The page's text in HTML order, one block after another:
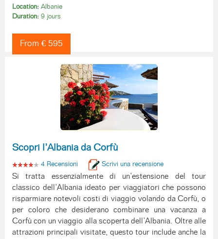
Location: Albanie
Duration: 9 jours
From € 595
Scopri l’Albania da Corfù
4 Recensioni Scrivi una recensione
Si tratta essenzialmente di un’estensione del tour
classico dell’Albania ideato per viaggiatori che possono
risparmiare notevoli costi di viaggio volando da Corfù, o
per coloro che desiderano combinare una vacanza a
Corfù con un viaggio alla scoperta dell’Albania. Oltre alle
attrazioni principali visitate, questo tour include anche la